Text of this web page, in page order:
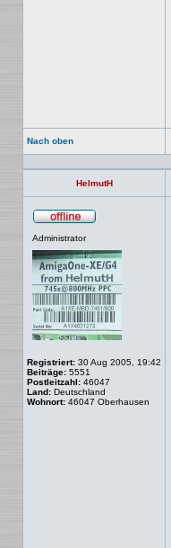
Nach oben
HelmutH
Administrator
Registriert: 30 Aug 2005, 19:42
Beiträge: 5551
Postleitzahl: 46047
Land: Deutschland
Wohnort: 46047 Oberhausen